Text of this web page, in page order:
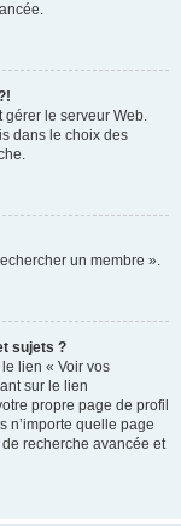
gérer le serveur Web.
dans le choix des
un membre ».
sujets ?
lien « Voir vos
sur le lien
propre page de profil
n’importe quelle page
recherche avancée et